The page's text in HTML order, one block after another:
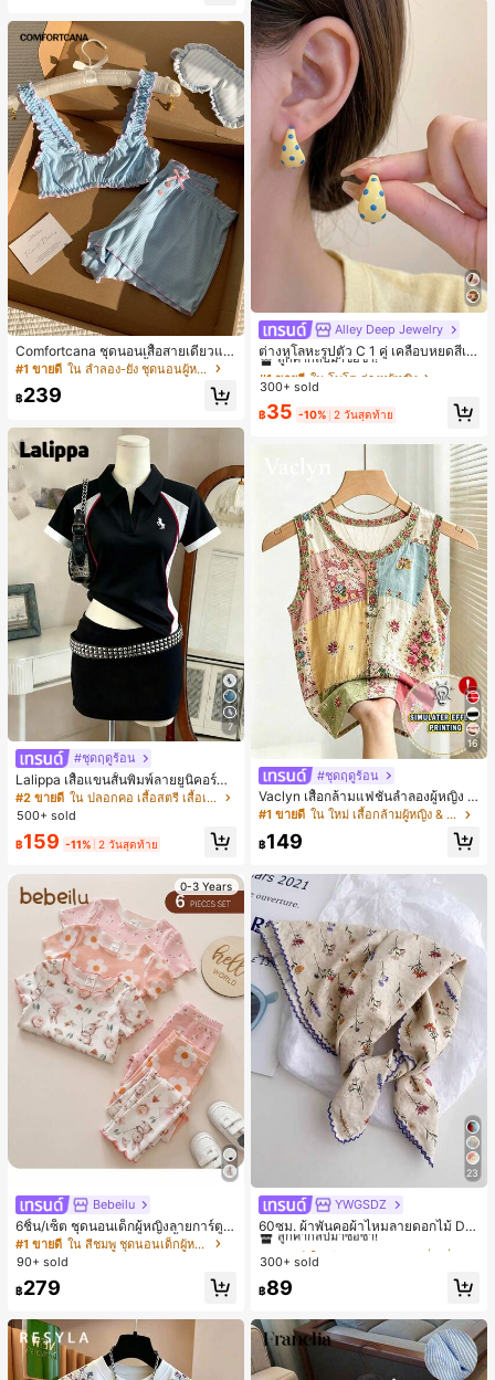
Comfortcana ชุดนอนเสื้อสายเดี่ยวแต่
งระบายและกางเกงขาสั้นสำหรับผู้หญิง
#1 ขายดี ใน ลำลอง-ยัง ชุดนอนผู้หญิง
฿239
7
#ชุดฤดูร้อน
Lalippa เสื้อแขนสั้นพิมพ์ลายยูนิคอร์นล
ายทางสีตัดกันสำหรับผู้หญิง สไตล์วิทย
าลัย
#2 ขายดี
ใน ปลอกคอ เสื้อสตรี เสื้อเบลาส์ & Tee
500+ sold
฿159 -11% 2 วันสุดท้าย
0-3 Years
Bebeilu
6ชิ้น/เซ็ต ชุดนอนเด็กผู้หญิงลายการ์ตูน
หมีและดอกไม้ คอกลม แขนสั้น กางเกง
ขาสั้น ขอบระบาย สวมใส่สบาย
#1 ขายดี
ใน สีชมพู ชุดนอนเด็กผู้หญิง
90+ sold
฿279
Alley Deep Jewelry
ต่างหูโลหะรูปตัว C 1 คู่ เคลือบหยดสีเห
ลือง ลายจุดสีน้ำเงิน สไตล์ยุโรปและอเม
ริกัน แฟชั่นส่วนตัว หวานและสง่างาม
สำหรับผู้หญิงและเด็กหญิง สำหรับการเ
ดินทาง งานแต่งงาน ปาร์ตี้ วันเกิด ของ
#1 ขายดี ใน โบโฮ ต่างหูผู้หญิง
ลูกค้ากลับมาซื้อซ้ำ!
เกือบหมดแล้ว!
#1 ขายดี
ลูกค้ากลับมาซื้อซ้ำ!
เกือบหมดแล้ว!
#1 ขายดี
ลูกค้ากลับมาซื้อซ้ำ!
เกือบหมดแล้ว!
#1 ขายดี ใน โบโฮ ต่างหูผู้หญิง
300+ sold
฿35 -10% 2 วันสุดท้าย
16
#ชุดฤดูร้อน
Vaclyn เสื้อกล้ามแฟชั่นลำลองผู้หญิง ล
ายแพตช์เวิร์ก แขนกุด คอกลม ติดกระดุ
#1 ขายดี ใน ใหม่ เสื้อกล้ามผู้หญิง & Camis
฿149
23
YWGSDZ
60ซม. ผ้าพันคอผ้าไหมลายดอกไม้ Dit
sy สีเบจ, เครื่องประดับใหม่สำหรับผู้หญิ
งฤดูใบไม้ผลิ/ฤดูใบไม้ร่วง, ผ้าพันคอผืน
#1 ขายดี
ลูกค้ากลับมาซื้อซ้ำ!
#1 ขายดี
ลูกค้ากลับมาซื้อซ้ำ!
#1 ขายดี
ลูกค้ากลับมาซื้อซ้ำ!
#1 ขายดี
ใน สีเบจ ผ้าพันคอทรงสี่เหลี่ยมและผ้าพันคอสำหรับผู้
300+ sold
฿89